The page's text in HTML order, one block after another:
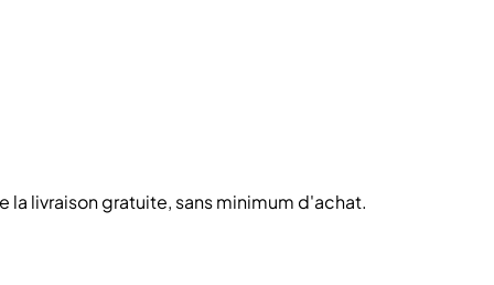
livraison gratuite, sans minimum d'achat.